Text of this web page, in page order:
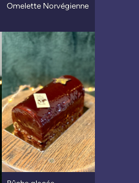
Omelette Norvégienne